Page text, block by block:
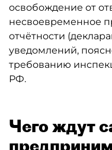
освобождение от
несвоевременное
отчётности
уведомлений,
требованию
РФ.
Чего ждут